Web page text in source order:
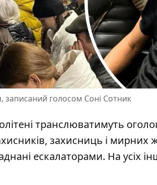
голосом Соні Сотник
транслюватимуть
захисниць і мирних
ескалаторами. На усіх